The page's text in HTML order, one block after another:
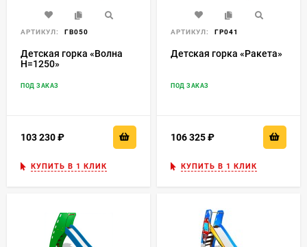
АРТИКУЛ: ГВ050
Детская горка «Волна
H=1250»
ПОД ЗАКАЗ
103 230
КУПИТЬ В 1 КЛИК
АРТИКУЛ: ГР041
Детская горка «Ракета»
ПОД ЗАКАЗ
106 325
КУПИТЬ В 1 КЛИК